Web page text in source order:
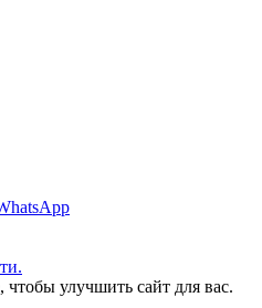
улучшить сайт для вас.